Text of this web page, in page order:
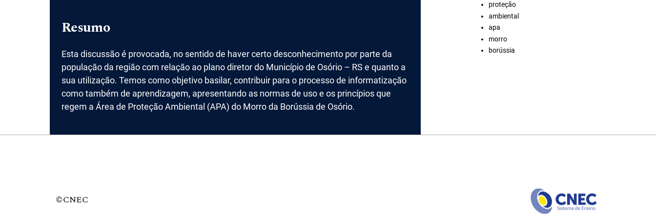
Resumo
Esta discussão é provocada, no sentido de haver certo desconhecimento por parte da
população da região com relação ao plano diretor do Município de Osório – RS e quanto a
sua utilização. Temos como objetivo basilar, contribuir para o processo de informatização
como também de aprendizagem, apresentando as normas de uso e os princípios que
regem a Área de Proteção Ambiental (APA) do Morro da Borússia de Osório.
proteção
ambiental
apa
morro
borússia
©CNEC